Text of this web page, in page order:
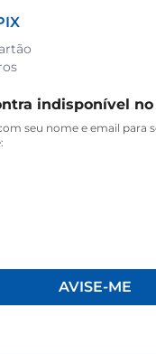
indisponível
seu nome e email para
AVISE-ME